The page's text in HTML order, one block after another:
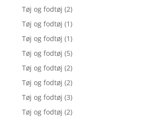
Tøj og fodtøj (2)
Tøj og fodtøj (1)
Tøj og fodtøj (1)
Tøj og fodtøj (5)
Tøj og fodtøj (2)
Tøj og fodtøj (2)
Tøj og fodtøj (3)
Tøj og fodtøj (2)